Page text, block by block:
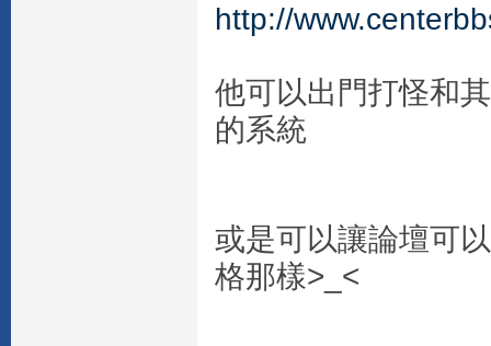
http://
他可以出門打怪和
的系統
或是可以讓論壇可
格那樣>_<